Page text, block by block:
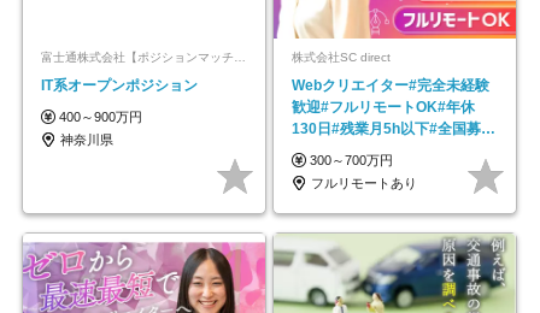
富士通株式会社【ポジションマッチ登録】
IT系オープンポジション
400～900万円
神奈川県
株式会社SC direct
Webクリエイター#完全未経験
歓迎#フルリモートOK#年休
130日#残業月5h以下#全国募集
#最大1年の研修
300～700万円
フルリモートあり